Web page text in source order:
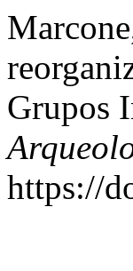
Grupos
https://